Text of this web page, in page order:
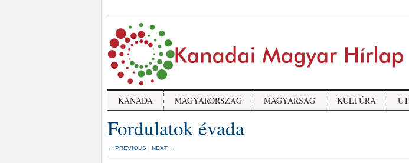
KANADA MAGYARORSZÁG MAGYARSÁG KULTÚRA
Fordulatok évada
← PREVIOUS | NEXT →